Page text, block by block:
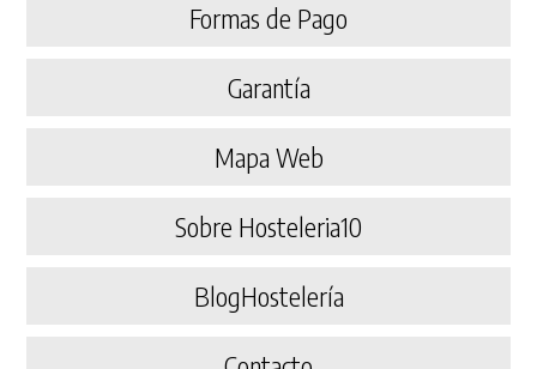
Formas de Pago
Garantía
Mapa Web
Sobre Hosteleria10
BlogHostelería